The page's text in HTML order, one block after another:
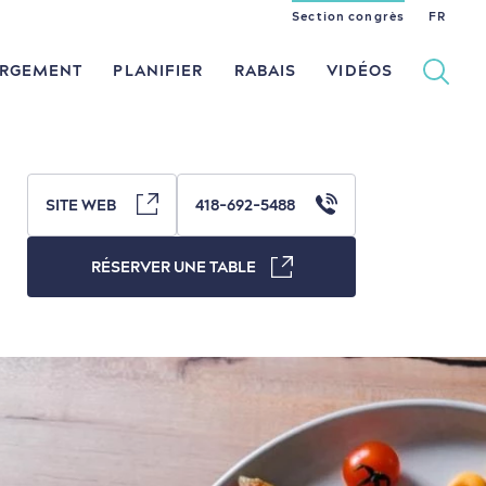
PLANIFIER RABAIS VIDÉOS
Histoire vivante
Nature à proximité
Magasinage
dans le Vieux-Québec
en amoureux
au petit-déjeuner
Section congrès
EN FR
ES
SITE WEB 418-692-5488
RÉSERVER UNE TABLE